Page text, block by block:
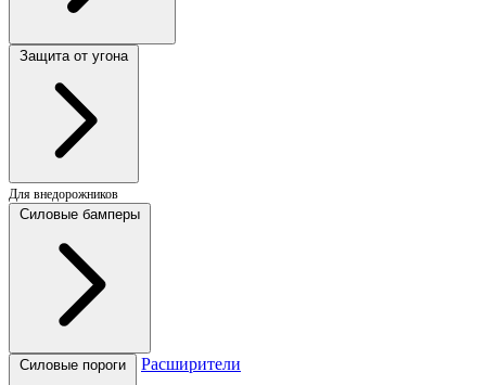
Защита от угона
Для внедорожников
Силовые бамперы
Силовые пороги Расширители